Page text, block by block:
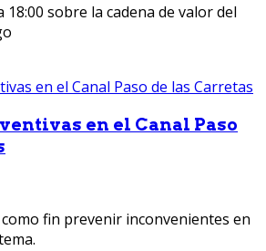
18:00 sobre la cadena de valor del
en el Canal Paso
fin prevenir inconvenientes en